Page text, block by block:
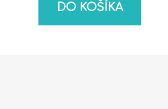
DO KOŠÍKA